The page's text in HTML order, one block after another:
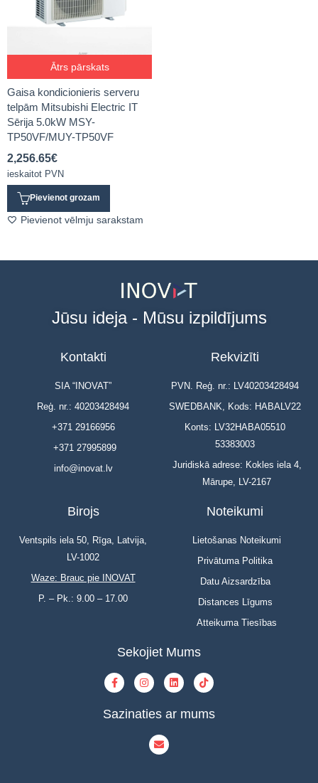
Ātrs pārskats
Gaisa kondicionieris serveru
telpām Mitsubishi Electric IT
Sērija 5.0kW MSY-
TP50VF/MUY-TP50VF
2,256.65€
ieskaitot PVN
Pievienot grozam
Pievienot vēlmju sarakstam
Jūsu ideja - Mūsu izpildījums
Kontakti
SIA “INOVAT”
Reģ. nr.: 40203428494
+371 29166956
+371 27995899
info@inovat.lv
Rekvizīti
PVN. Reģ. nr.: LV40203428494
SWEDBANK, Kods: HABALV22
Konts: LV32HABA05510
53383003
Juridiskā adrese: Kokles iela 4,
Mārupe, LV-2167
Birojs
Ventspils iela 50, Rīga, Latvija,
LV-1002
Waze: Brauc pie INOVAT
P. – Pk.: 9.00 – 17.00
Noteikumi
Lietošanas Noteikumi
Privātuma Politika
Datu Aizsardzība
Distances Līgums
Atteikuma Tiesības
Sekojiet Mums
Sazinaties ar mums